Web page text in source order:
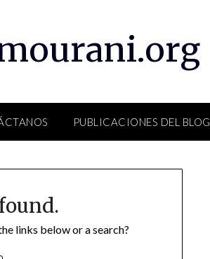
PUBLICACIONES DEL BLOG
links below or a search?